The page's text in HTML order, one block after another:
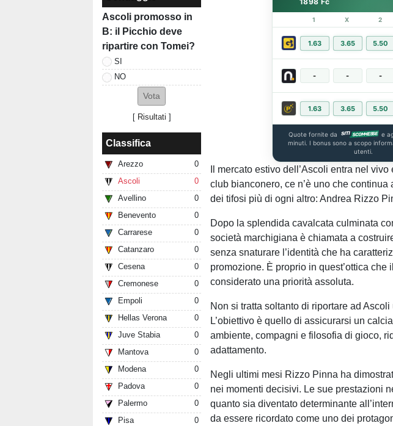
Ascoli promosso in
B: il Picchio deve
ripartire con Tomei?
SI
NO
[ Risultati ]
Classifica
Arezzo
0
Ascoli
0
Avellino
0
Benevento
0
Carrarese
0
Catanzaro
0
Cesena
0
Cremonese
0
Empoli
0
Hellas Verona
0
Juve Stabia
0
Mantova
0
Modena
0
Padova
0
Palermo
0
Pisa
0
1 X 2
1.63 3.65 5.50
- - -
1.63 3.65 5.50
Quote fornite da
e
minuti. I bonus sono a scopo
utenti.
Il mercato estivo dell’Ascoli entra nel
club bianconero, ce n’è uno che continua
dei tifosi più di ogni altro: Andrea Rizzo
Dopo la splendida cavalcata culminata
società marchigiana è chiamata a
senza snaturare l’identità che ha
promozione. È proprio in quest’ottica
considerato una priorità assoluta.
Non si tratta soltanto di riportare ad
L’obiettivo è quello di assicurarsi un
ambiente, compagni e filosofia di gioco,
adattamento.
Negli ultimi mesi Rizzo Pinna ha
nei momenti decisivi. Le sue prestazioni
quanto sia diventato determinante
da essere ricordato come uno dei